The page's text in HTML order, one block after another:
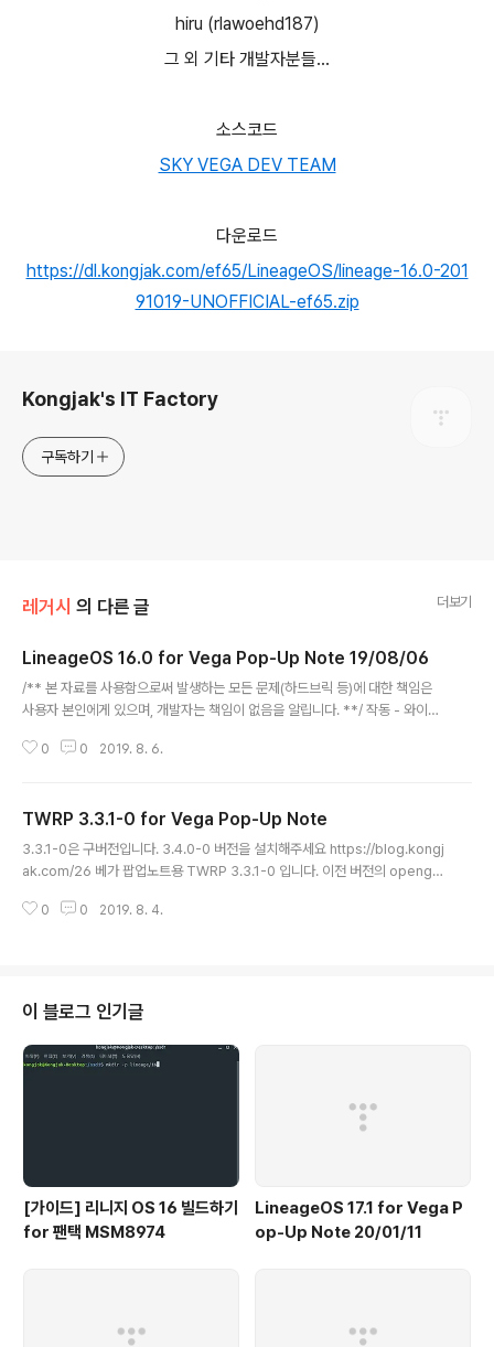
hiru (rlawoehd187)
그 외 기타 개발자분들...
소스코드
SKY VEGA DEV TEAM
다운로드
https://dl.kongjak.com/ef65/LineageOS/lineage-16.0-201
91019-UNOFFICIAL-ef65.zip
Kongjak's IT Factory
구독하기
레거시 의 다른 글 더보기
LineageOS 16.0 for Vega Pop-Up Note 19/08/06
/** 본 자료를 사용함으로써 발생하는 모든 문제(하드브릭 등)에 대한 책임은
사용자 본인에게 있으며, 개발자는 책임이 없음을 알립니다. **/ 작동 - 와이파
- V Pen은 강하게 눌러줘야 인식됩니다. 변경점 - 홈버튼 Wake 수정 - 기타
더 다운로드 https://dl.kongjak.com/ef65/LineageOS/lineage-16.0-
20190806-UNOFFICIAL-ef65.zip
0 0 2019. 8. 6.
TWRP 3.3.1-0 for Vega Pop-Up Note
3.3.1-0은 구버전입니다. 3.4.0-0 버전을 설치해주세요 https://blog.kongj
ak.com/26 베가 팝업노트용 TWRP 3.3.1-0 입니다. 이전 버전의 openga
TWRP/twrp-3.3.1-0-ef65.img TWRP에서 설치하시면 됩니다.
0 0 2019. 8. 4.
이 블로그 인기글
[가이드] 리니지 OS 16 빌드하기
for 팬택 MSM8974
LineageOS 17.1 for Vega P
op-Up Note 20/01/11